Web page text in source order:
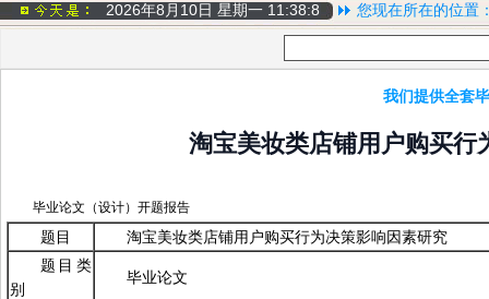
2026年8月10日 星期一 11:38:9 您现在所在的位置
我们提供全套
淘宝美妆类店铺用户购买行
毕业论文（设计）开题报告
题目
淘宝美妆类店铺用户购买行为决策影响因素研究
题目类
别
毕业论文